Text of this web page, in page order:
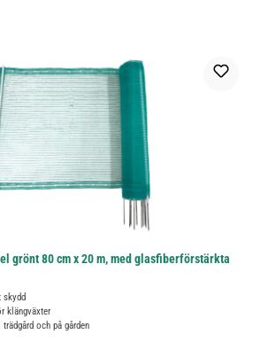
grönt 80 cm x 20 m, med glasfiberförstärkta
skydd
klängväxter
och på gården